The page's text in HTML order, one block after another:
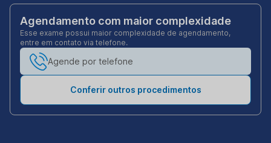
Agendamento com maior complexidade
Esse exame possui maior complexidade de agendamento,
entre em contato via telefone.
Agende por telefone
Conferir outros procedimentos